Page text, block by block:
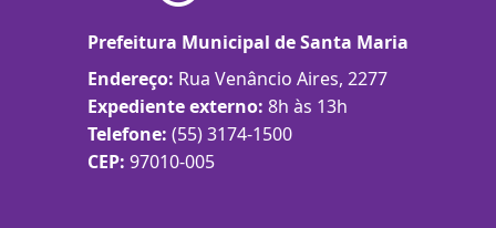
Prefeitura Municipal de Santa Maria
Endereço: Rua Venâncio Aires, 2277
Expediente externo: 8h às 13h
Telefone: (55) 3174-1500
CEP: 97010-005